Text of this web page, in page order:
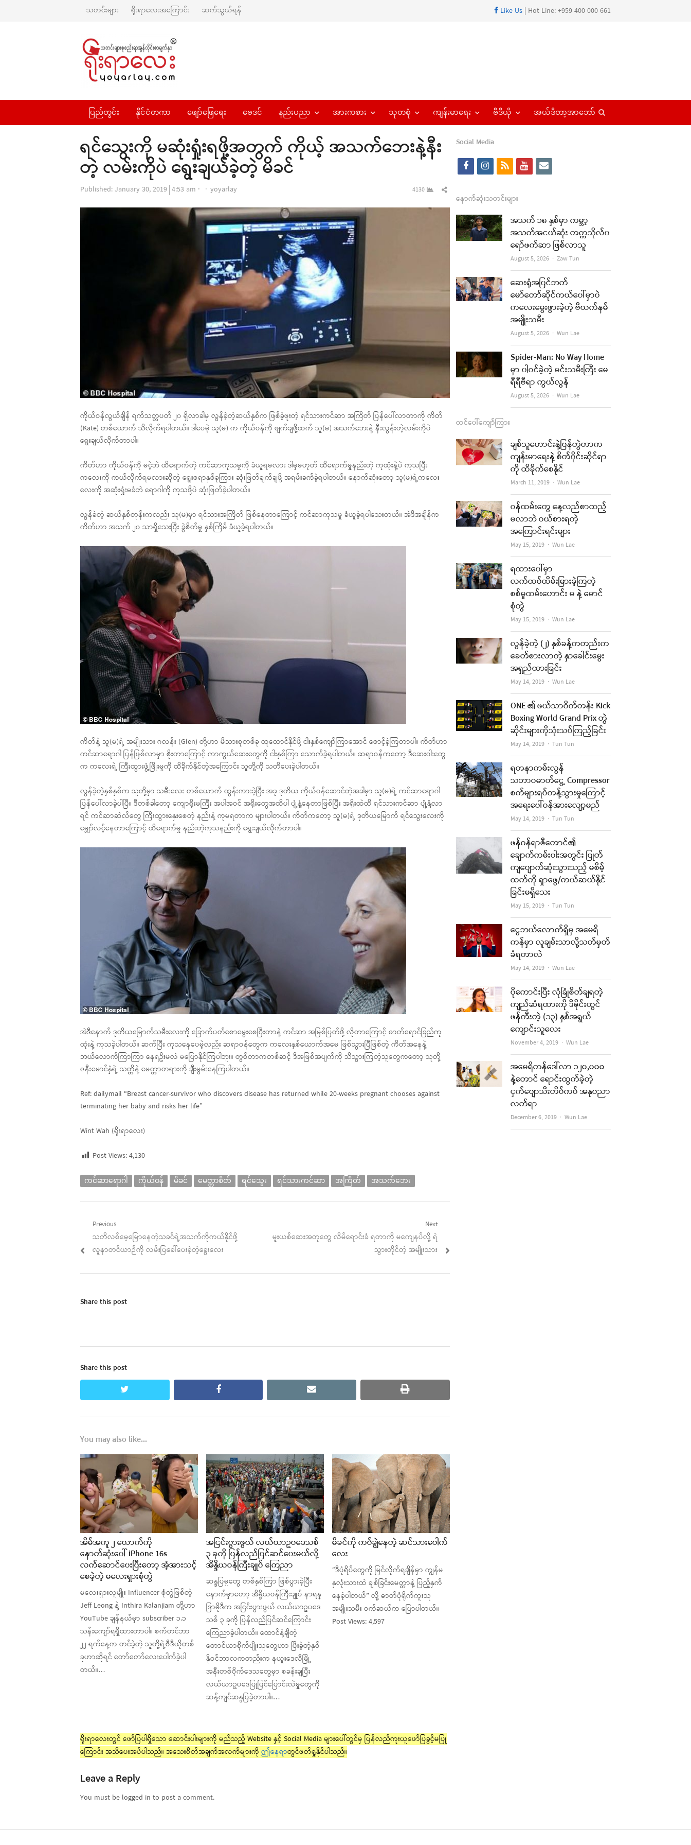
သတင်းများ ရိုးရာလေးအကြောင်း ဆက်သွယ်ရန် Like Us | Hot Line: +959 400 000 661
ပြည်တွင်း နိုင်ငံတကာ ဖျော်ဖြေရေး ဗေဒင် နည်းပညာ အားကစား သုတစုံ ကျန်းမာရေး ဗီဒီယို အယ်ဒီတာ့အာဘော်
ရင်သွေးကို မဆုံးရှုံးရဖို့အတွက် ကိုယ့် အသက်ဘေးနဲ့နီး
တဲ့ လမ်းကိုပဲ ရွေးချယ်ခဲ့တဲ့ မိခင်
Published:January 30, 2019 4:53 am Author
yoyarlay 4130
Share
this
post
ကိုယ်ဝန်လွယ်ချိန် ရက်သတ္တပတ် ၂၀ ရှိလာခါမှ လွန်ခဲ့တဲ့ဆယ်နှစ်က ဖြစ်ခဲ့ဖူးတဲ့ ရင်သားကင်ဆာ အကြိတ် ပြန်ပေါ်လာတာကို ကိတ်
(Kate) တစ်ယောက် သိလိုက်ရပါတယ်။ ဒါပေမဲ့ သူ(မ) က ကိုယ်ဝန်ကို ဖျက်ချဖို့ထက် သူ(မ) အသက်ဘေးနဲ့ နီးလွန်းတဲ့လမ်းကိုပဲ
ရွေးချယ်လိုက်တာပါ။
ကိတ်ဟာ ကိုယ်ဝန်ကို မငဲ့ဘဲ ထိရောက်တဲ့ ကင်ဆာကုသမှုကို ခံယူရမလား ဒါမှမဟုတ် ထိရောက်မှုနည်းတဲ့ ကုထုံးနဲ့ပဲ ကုသပြီး
ကလေးကို ကယ်လိုက်ရမလားဆိုတဲ့ ရွေးစရာနှစ်ခုကြား ဆုံးဖြတ်ချက်ချဖို့ အရမ်းခက်ခဲ့ရပါတယ်။ နောက်ဆုံးတော့ သူ(မ)ရဲ့ကလေး
လေးကို အဆုံးရှုံးမခံဘဲ ရောဂါကို ကုသဖို့ပဲ ဆုံးဖြတ်ခဲ့ပါတယ်။
လွန်ခဲတဲ့ ဆယ်နှစ်တုန်းကလည်း သူ(မ)မှာ ရင်သားအကြိတ် ဖြစ်နေတာကြောင့် ကင်ဆာကုသမှု ခံယူခဲ့ရပါသေးတယ်။ အဲဒီအချိန်က
ကိတ်ဟာ အသက် ၂၀ သာရှိသေးပြီး ခွဲစိတ်မှု နှစ်ကြိမ် ခံယူခဲ့ရပါတယ်။
ကိတ်နဲ့ သူ(မ)ရဲ့ အမျိုးသား ဂလန်း (Glen) တို့ဟာ မိသားစုတစ်ခု ထူထောင်နိုင်ဖို့ ငါးနှစ်ကျော်ကြာအောင် စောင့်ခဲ့ကြတာပါ။ ကိတ်ဟာ
ကင်ဆာရောဂါ ပြန်ဖြစ်လာမှာ စိုးတာကြောင့် ကာကွယ်ဆေးတွေကို ငါးနှစ်ကြာ သောက်ခဲ့ရပါတယ်။ ဆရာဝန်ကတော့ ဒီဆေးဝါးတွေ
က ကလေးရဲ့ ကြီးထွားဖွံ့ဖြိုးမှုကို ထိခိုက်နိုင်တဲ့အကြောင်း သူတို့ကို သတိပေးခဲ့ပါတယ်။
လွန်ခဲ့တဲ့နှစ်နှစ်က သူတို့မှာ သမီးလေး တစ်ယောက် ထွန်းကားခဲ့ပြီး အခု ဒုတိယ ကိုယ်ဝန်ဆောင်တဲ့အခါမှာ သူ(မ)ရဲ့ ကင်ဆာရောဂါ
ပြန်ပေါ်လာခဲ့ပါပြီ။ ဒီတစ်ခါတော့ ကျောရိုးမကြီး အပါအဝင် အရိုးတွေအထိပါ ပျံ့နှံ့နေတာဖြစ်ပြီး အရိုးထဲထိ ရင်သားကင်ဆာ ပျံ့နှံ့လာ
ရင် ကင်ဆာဆဲလ်တွေ ကြီးထွားနှေးစေတဲ့ နည်းနဲ့ ကုမရတာက များပါတယ်။ ကိတ်ကတော့ သူ(မ)ရဲ့ ဒုတိယမြောက် ရင်သွေးလေးကို
မျှော်လင့်နေတာကြောင့် ထိရောက်မှု နည်းတဲ့ကုသနည်းကို ရွေးချယ်လိုက်တာပါ။
အဲဒီနောက် ဒုတိယမြောက်သမီးလေးကို ခြောက်ပတ်စောမွေးစေပြီးတာနဲ့ ကင်ဆာ အမြစ်ပြတ်ဖို့ လိုတာကြောင့် ဓာတ်ရောင်ခြည်ကု
ထုံးနဲ့ ကုသခဲ့ပါတယ်။ ဆက်ပြီး ကုသနေပေမဲ့လည်း ဆရာဝန်တွေက ကလေးနှစ်ယောက်အမေ ဖြစ်သွားပြီဖြစ်တဲ့ ကိတ်အနေနဲ့
ဘယ်လောက်ကြာကြာ နေရဦးမလဲ မပြောနိုင်ကြပါဘူး။ တွစ်တာကတစ်ဆင့် ဒီအဖြစ်အပျက်ကို သိသွားကြတဲ့သူတွေကတော့ သူတို့
ဇနီးမောင်နှံရဲ့ သတ္တိနဲ့ မေတ္တာတရားကို ချီးမွမ်းနေကြပါတယ်။
Ref: dailymail “Breast cancer-survivor who discovers disease has returned while 20-weeks pregnant chooses against
terminating her baby and risks her life”
Wint Wah (ရိုးရာလေး)
Post Views:4,130
ကင်ဆာရောဂါ ကိုယ်ဝန် မိခင် မေတ္တာစိတ် ရင်သွေး ရင်သားကင်ဆာ အကြိတ် အသက်ဘေး
Post
navigation
Previous
Previous
post:
သတိလစ်မေ့မြောနေတဲ့သခင်ရဲ့အသက်ကိုကယ်နိုင်ဖို့
လူနာတင်ယာဉ်ကို လမ်းပြခေါ်ပေးခဲ့တဲ့ခွေးလေး
Next
Next
မူးယစ်ဆေးအတုတွေ လိမ်ရောင်းခံ ရတာကို မကျေနပ်လို့ ရဲ
သွားတိုင်တဲ့ အမျိုးသား
Share this post
Share this post
facebook email print
You may also like...
အိမ်အကူ ၂ ယောက်ကို
နောက်ဆုံးပေါ် iPhone 16s
လက်ဆောင်ပေးပြီးတော့ အံ့အားသင့်
စေခဲ့တဲ့ မလေးရှားစုံတွဲ
မလေးရှားလူမျိုး Influencer စုံတွဲဖြစ်တဲ့
Jeff Leong နဲ့ Inthira Kalanjiam တို့ဟာ
YouTube ချန်နယ်မှာ subscriber ၁.၁
သန်းကျော်ရရှိထားတာပါ။ စက်တင်ဘာ
၂၂ ရက်နေ့က တင်ခဲ့တဲ့ သူတို့ရဲ့ဗီဒီယိုတစ်
ခုဟာဆိုရင် တော်တော်လေးပေါက်ခဲ့ပါ
တယ်။…
အငြင်းပွားဖွယ် လယ်ယာဥပဒေသစ်
၃ ခုကို ပြန်လည်ပြင်ဆင်ပေးမယ်လို့
အိန္ဒိယဝန်ကြီးချုပ် ကြေညာ
ဆန္ဒပြမှုတွေ တစ်နှစ်ကြာ ဖြစ်ပွားခဲ့ပြီး
နောက်မှာတော့ အိန္ဒိယဝန်ကြီးချုပ် နာရန္
ဒြာမိုဒီက အငြင်းပွားဖွယ် လယ်ယာဥပဒေ
သစ် ၃ ခုကို ပြန်လည်ပြင်ဆင်ကြောင်း
ကြေညာခဲ့ပါတယ်။ ထောင်နဲ့ချီတဲ့
တောင်ယာစိုက်ပျိုးသူတွေဟာ ပြီးခဲ့တဲ့နှစ်
နိုဝင်ဘာလကတည်းက နယူးဒေလီမြို့
အနီးတစ်ဝိုက်ဒေသတွေမှာ စခန်းချပြီး
လယ်ယာဥပဒေပြုပြင်ပြောင်းလဲမှုတွေကို
ဆန့်ကျင်ဆန္ဒပြခဲ့တာပါ။…
မိခင်ကို ကပ်ချွဲနေတဲ့ ဆင်သားပေါက်
လေး
“ဒီပုံရိပ်တွေကို မြင်လိုက်ရချိန်မှာ ကျွန်မ
နှလုံးသားထဲ ချစ်ခြင်းမေတ္တာနဲ့ ပြည့်နှက်
နေခဲ့ပါတယ်” လို့ ဓာတ်ပုံရိုက်ကူးသူ
အမျိုးသမီး ဝက်ဆယ်က ပြောပါတယ်။
Post Views: 4,597
ရိုးရာလေးတွင် ဖော်ပြပါရှိသော ဆောင်းပါးများကို မည်သည့် Website နှင့် Social Media များပေါ်တွင်မှ ပြန်လည်ကူးယူဖော်ပြခွင့်မပြု
ကြောင်း အသိပေးအပ်ပါသည်။ အသေးစိတ်အချက်အလက်များကို ဤနေရာတွင်ဖတ်ရှုနိုင်ပါသည်။
Leave a Reply
You must be logged in to post a comment.
Social Media
f
c
e
b
k
i
s
t
a
a
m
r
s
y
t
u
b
e
e
l
နောက်ဆုံးသတင်းများ
အသက် ၁၈ နှစ်မှာ ကမ္ဘာ့
အသက်အငယ်ဆုံး တက္ကသိုလ်ပ
ရော်ဖက်ဆာ ဖြစ်လာသူ
August 5, 2026 Author
Zaw Tun
ဆေးရုံအပြင်ဘက်
မော်တော်ဆိုင်ကယ်ပေါ်မှာပဲ
ကလေးမွေးဖွားခဲ့တဲ့ ဗီယက်နမ်
အမျိုးသမီး
August 5, 2026 Author
Wun Lae
Spider-Man: No Way Home
မှာ ပါဝင်ခဲ့တဲ့ မင်းသမီးကြီး မေ
ရီရီဗီရာ ကွယ်လွန်
August 5, 2026 Author
Wun Lae
ထင်ပေါ်ကျော်ကြား
ချစ်သူဟောင်းနဲ့ပြန်တွဲတာက
ကျန်းမာရေးနဲ့ စိတ်ပိုင်းဆိုင်ရာ
ကို ထိခိုက်စေနိုင်
March 11, 2019 Author
Wun Lae
ဝန်ထမ်းတွေ နေ့လည်စာထည့်
မလာဘဲ ဝယ်စားရတဲ့
အကြောင်းရင်းများ
May 15, 2019 Author
Wun Lae
ရထားပေါ်မှာ
လက်ထပ်ထိမ်းမြားခဲ့ကြတဲ့
စစ်မှုထမ်းဟောင်း မ နဲ့ မောင်
စုံတွဲ
May 15, 2019 Author
Wun Lae
လွန်ခဲ့တဲ့ (၂) နှစ်ခန့်ကတည်းက
ခေတ်စားလာတဲ့ နှာခေါင်းမွေး
အရှည်ထားခြင်း
May 14, 2019 Author
Wun Lae
ONE ၏ ဖယ်သာဝိတ်တန်း Kick
Boxing World Grand Prix တွဲ
ဆိုင်းများကိုသုံးသပ်ကြည့်ခြင်း
May 14, 2019 Author
Tun Tun
ရတနာကမ်းလွန်
သဘာဝဓာတ်ငွေ့ Compressor
စက်များရပ်တန့်သွားမှုကြောင့်
အရေးပေါ်ဝန်အားလျော့မည်
May 14, 2019 Author
Tun Tun
ဖန်ဂန်ရာဇီတောင်၏
ချောက်ကမ်းပါးအတွင်း ပြုတ်
ကျပျောက်ဆုံးသွားသည့် မစိမ့်
ထက်ကို ရှာဖွေ/ကယ်ဆယ်နိုင်
ခြင်းမရှိသေး
May 15, 2019 Author
Tun Tun
ငွေဘယ်လောက်ရှိမှ အမေရိ
ကန်မှာ လူချမ်းသာလို့သတ်မှတ်
ခံရတာလဲ
May 14, 2019 Author
Wun Lae
ပိုကောင်းပြီး လုံခြုံစိတ်ချရတဲ့
ကျည်ဆံရထားကို ဒီဇိုင်းထွင်
ဖန်တီးတဲ့ (၁၃) နှစ်အရွယ်
ကျောင်းသူလေး
November 4, 2019 Author
Wun Lae
အမေရိကန်ဒေါ်လာ ၁၂၀,၀၀၀
နဲ့တောင် ရောင်းထွက်ခဲ့တဲ့
ငှက်ပျောသီးတိပ်ကပ် အနုပညာ
လက်ရာ
December 6, 2019 Author
Wun Lae